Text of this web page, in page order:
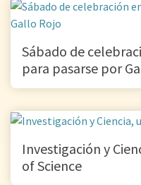
Sábado de
para pasarse por
Investigación y
of Science